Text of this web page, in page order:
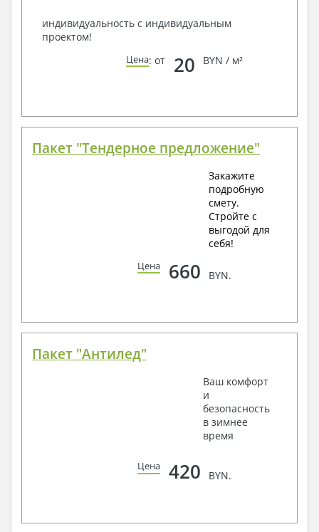
индивидуальность с индивидуальным
проектом!
Цена: от 20 BYN / м²
Пакет "Тендерное предложение"
Закажите
подробную
смету.
Стройте с
выгодой для
себя!
Цена 660 BYN.
Пакет "Антилед"
Ваш комфорт
и
безопасность
в зимнее
время
Цена 420 BYN.